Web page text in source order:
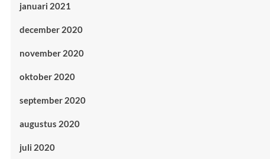
januari 2021
december 2020
november 2020
oktober 2020
september 2020
augustus 2020
juli 2020